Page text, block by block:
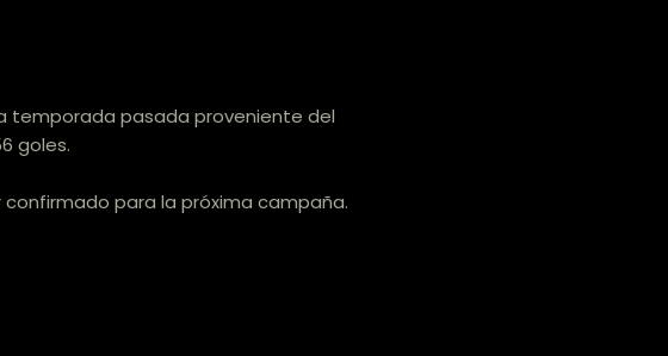
temporada pasada proveniente del
goles.
para la próxima campaña.